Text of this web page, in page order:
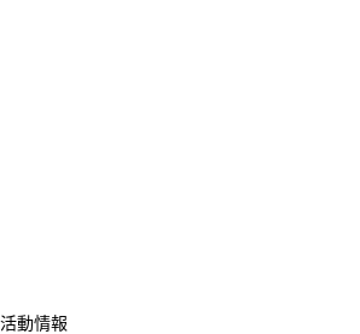
活動情報